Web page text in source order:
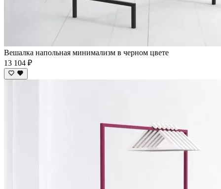
Вешалка напольная минимализм в черном цвете
13 104 ₽